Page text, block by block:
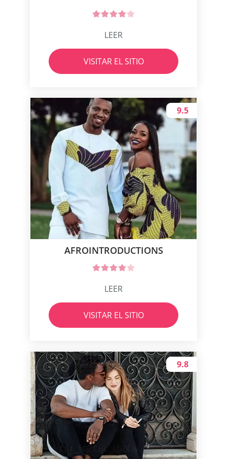
LEER
VISITAR EL SITIO
AFROINTRODUCTIONS
9.5
LEER
VISITAR EL SITIO
9.8